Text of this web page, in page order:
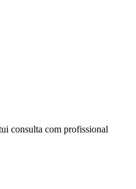
consulta com profissional